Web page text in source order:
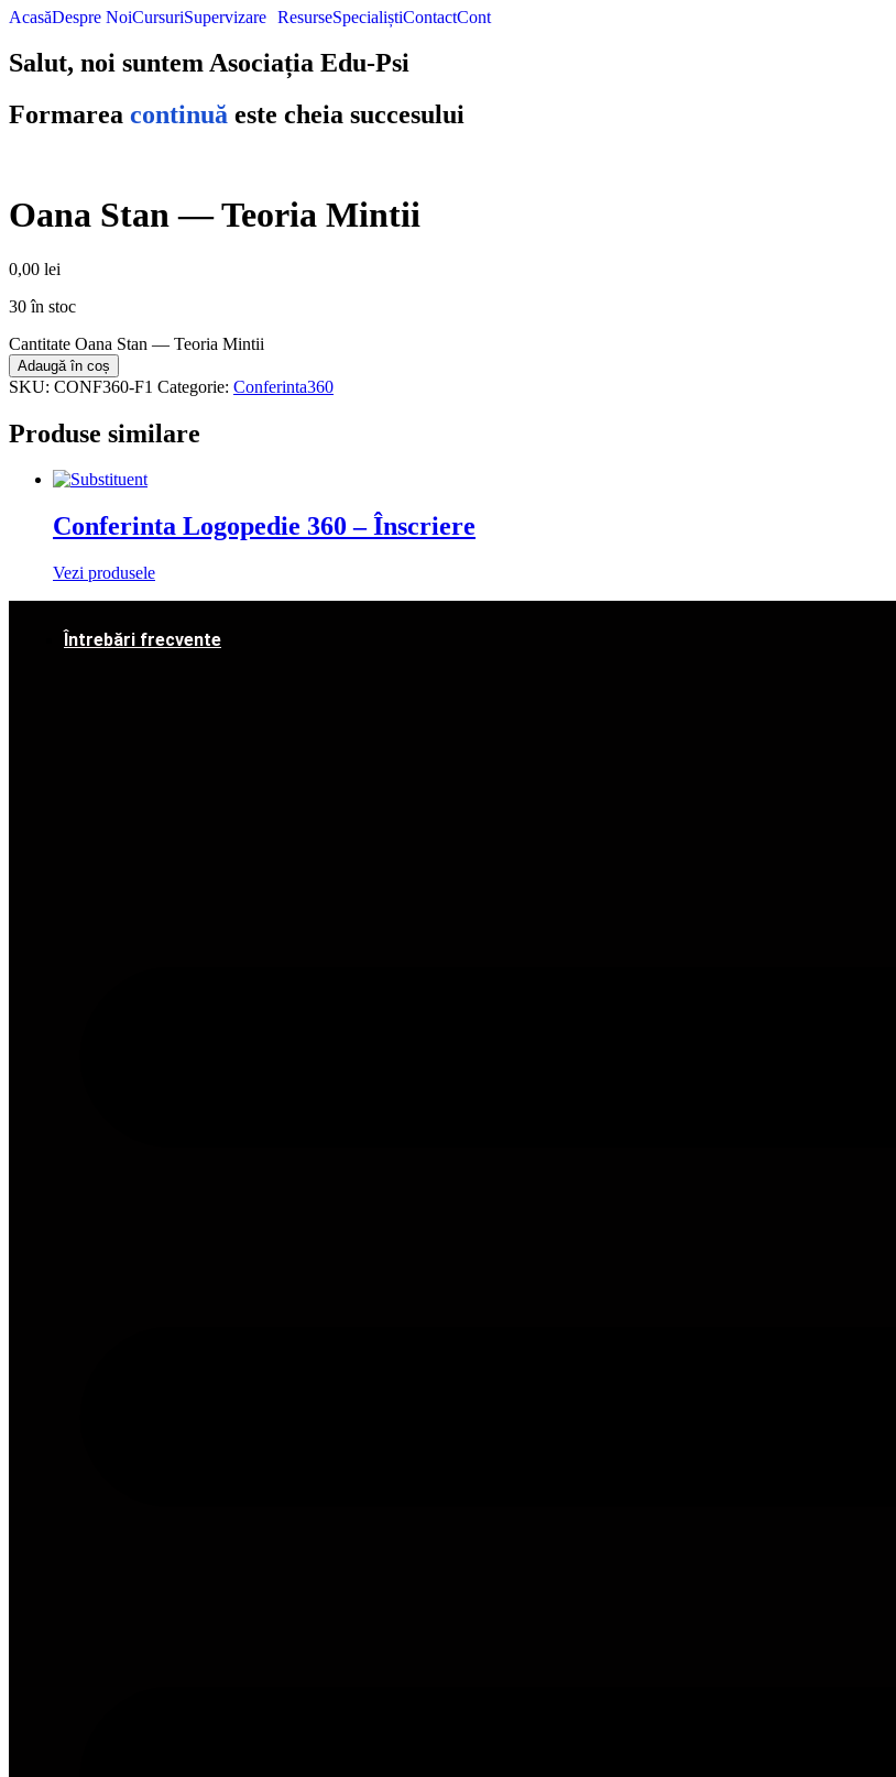
AcasăDespre NoiCursuriSupervizare ResurseSpecialiștiContactCont
Salut, noi suntem Asociația Edu-Psi
Formarea continuă este cheia succesului
Oana Stan — Teoria Mintii
0,00 lei
30 în stoc
Cantitate Oana Stan — Teoria Mintii
Adaugă în coș
SKU: CONF360-F1 Categorie: Conferinta360
Produse similare
Conferinta Logopedie 360 – Înscriere
Vezi produsele
Întrebări frecvente